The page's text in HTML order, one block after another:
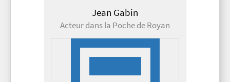
Jean Gabin
Acteur dans la Poche de Royan